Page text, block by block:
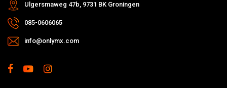
Ulgersmaweg 47b, 9731 BK Groningen
085-0606065
info@onlymx.com